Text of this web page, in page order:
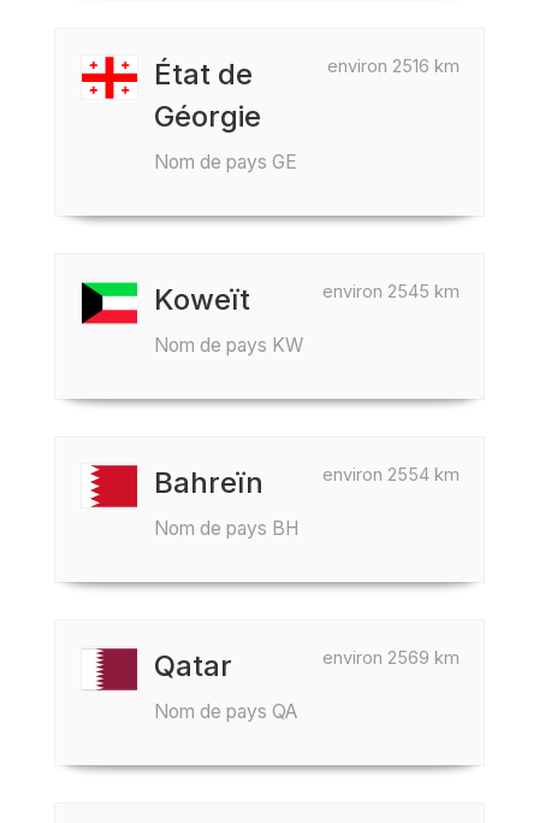
environ 2516 km
État de
Géorgie
Nom de pays GE
environ 2545 km
Koweït
Nom de pays KW
environ 2554 km
Bahreïn
Nom de pays BH
environ 2569 km
Qatar
Nom de pays QA